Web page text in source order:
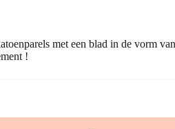
met een blad in de vorm
!